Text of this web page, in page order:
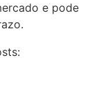
e pode